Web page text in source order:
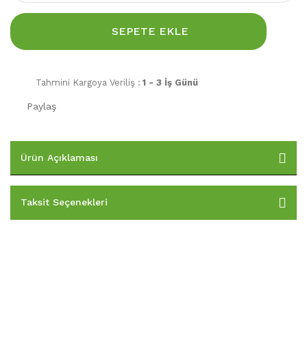
SEPETE EKLE
Tahmini Kargoya Veriliş : 1 - 3 İş Günü
Paylaş
Ürün Açıklaması
Taksit Seçenekleri